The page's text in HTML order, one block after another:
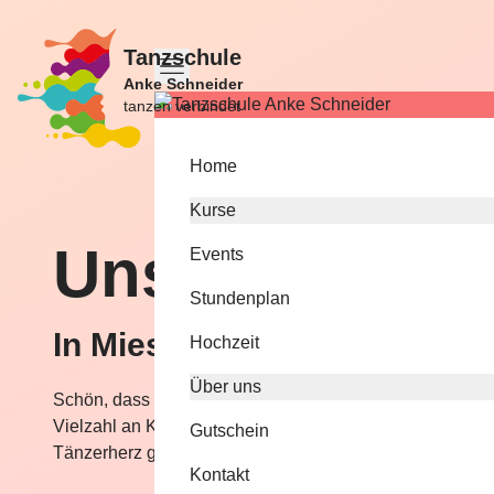
Tanzschule
Anke Schneider
tanzen verbindet
Home
Kurse
Events
Stundenplan
Hochzeit
Über uns
Gutschein
Kontakt
Unse­re Kurse
In Miesbach
Schön, dass Sie sich für unsere Kurse interessieren. Wir
Vielzahl an Kursen und Programmen in Miesbach an.
Tänzerherz glücklich!